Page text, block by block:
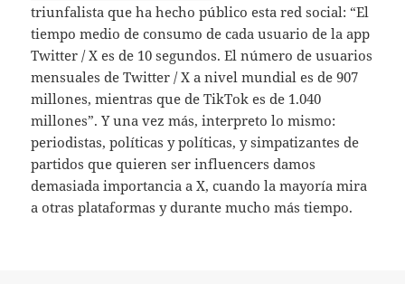
triunfalista que ha hecho público esta red social: “El
tiempo medio de consumo de cada usuario de la app
Twitter / X es de 10 segundos. El número de usuarios
mensuales de Twitter / X a nivel mundial es de 907
millones, mientras que de TikTok es de 1.040
millones”. Y una vez más, interpreto lo mismo:
periodistas, políticas y políticas, y simpatizantes de
partidos que quieren ser influencers damos
demasiada importancia a X, cuando la mayoría mira
a otras plataformas y durante mucho más tiempo.